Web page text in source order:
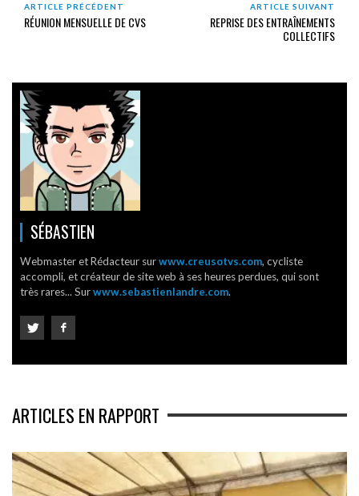
ARTICLE PRÉCÉDENT
RÉUNION MENSUELLE DE CVS
ARTICLE SUIVANT
REPRISE DES ENTRAÎNEMENTS
COLLECTIFS
SÉBASTIEN
Webmaster et Rédacteur surwww.creusotvs.com, cycliste
accompli, et créateur de site web à ses heures perdues, qui sont
très rares... Surwww.sebastienlandre.com.
ARTICLES EN RAPPORT